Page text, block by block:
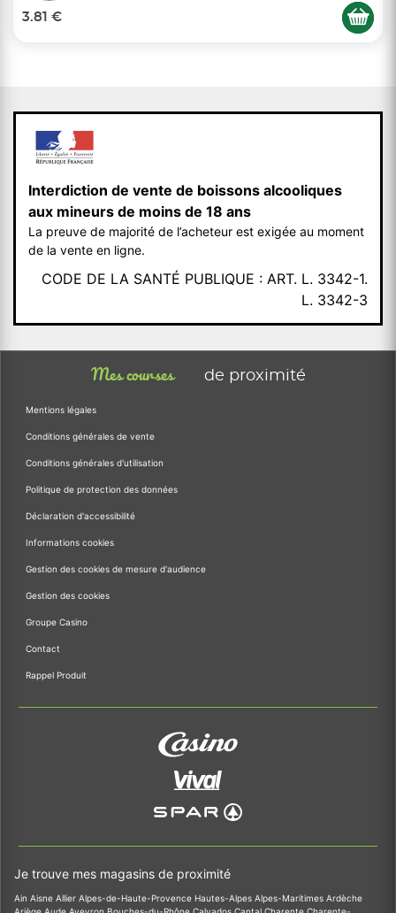
3.81 €
Interdiction de vente de boissons alcooliques
aux mineurs de moins de 18 ans
La preuve de majorité de l’acheteur est exigée au moment
de la vente en ligne.
CODE DE LA SANTÉ PUBLIQUE : ART. L. 3342-1.
L. 3342-3
Mes courses de proximité
Mentions légales
Conditions générales de vente
Conditions générales d'utilisation
Politique de protection des données
Déclaration d'accessibilité
Informations cookies
Gestion des cookies de mesure d'audience
Gestion des cookies
Groupe Casino
Contact
Rappel Produit
Je trouve mes magasins de proximité
Ain Aisne Allier Alpes-de-Haute-Provence Hautes-Alpes Alpes-Maritimes Ardèche